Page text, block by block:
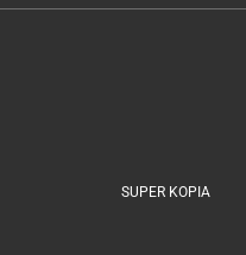
SUPER KOPIA